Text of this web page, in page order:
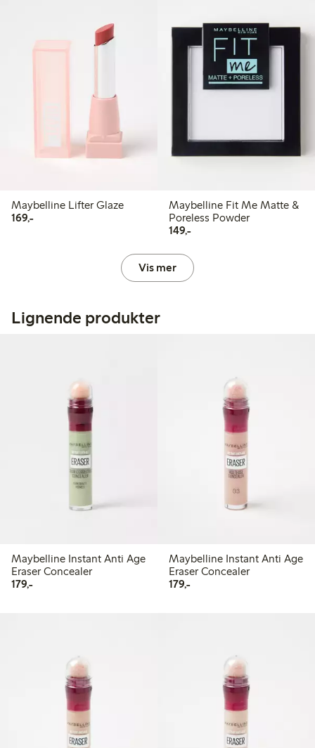
Maybelline Lifter Glaze
169,-169,00 kr
Maybelline Fit Me Matte &
Poreless Powder
149,-149,00 kr
Vis mer
Lignende produkter
Maybelline Instant Anti Age
Eraser Concealer
179,-179,00 kr
Maybelline Instant Anti Age
Eraser Concealer
179,-179,00 kr